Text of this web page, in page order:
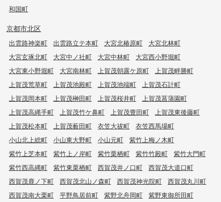
和国町
京都市北区
出雲路神楽町 出雲路立テ本町 大宮北椿原町
大宮北林町
大宮玄琢北町
大宮中ノ社町 大宮中林町
大宮西小野堀町
大宮東小野堀町
大宮南林町 上賀茂朝露ケ原町
上賀茂畔勝町
上賀茂荒草町
上賀茂池殿町 上賀茂池端町
上賀茂石計町
上賀茂岡本町
上賀茂榊田町 上賀茂桜井町
上賀茂菖蒲園町
上賀茂高縄手町
上賀茂竹ケ鼻町 上賀茂豊田町
上賀茂東後藤町
上賀茂松本町
上賀茂薮田町 衣笠大祓町
衣笠西馬場町
小山北上総町
小山東大野町 小山元町
紫竹上梅ノ木町
紫竹上芝本町
紫竹上ノ岸町 紫竹栗栖町 紫竹竹殿町
紫竹大門町
紫竹西高縄町
紫竹東栗栖町 西賀茂井ノ口町
西賀茂大道口町
西賀茂鹿ノ下町
西賀茂北山ノ森町 西賀茂神光院町
西賀茂丸川町
西賀茂南大栗町
平野鳥居前町 紫野北舟岡町 紫野東御所田町